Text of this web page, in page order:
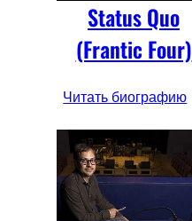
Status Quo
(Frantic Four)
Читать биографию